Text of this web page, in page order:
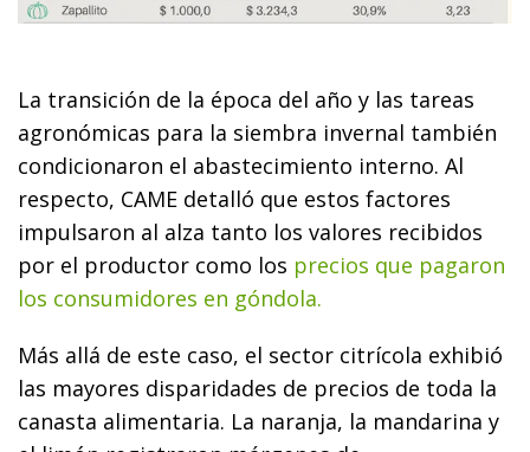
La transición de la época del año y las tareas
agronómicas para la siembra invernal también
condicionaron el abastecimiento interno. Al
respecto, CAME detalló que estos factores
impulsaron al alza tanto los valores recibidos
por el productor como los precios que pagaron
los consumidores en góndola.
Más allá de este caso, el sector citrícola exhibió
las mayores disparidades de precios de toda la
canasta alimentaria. La naranja, la mandarina y